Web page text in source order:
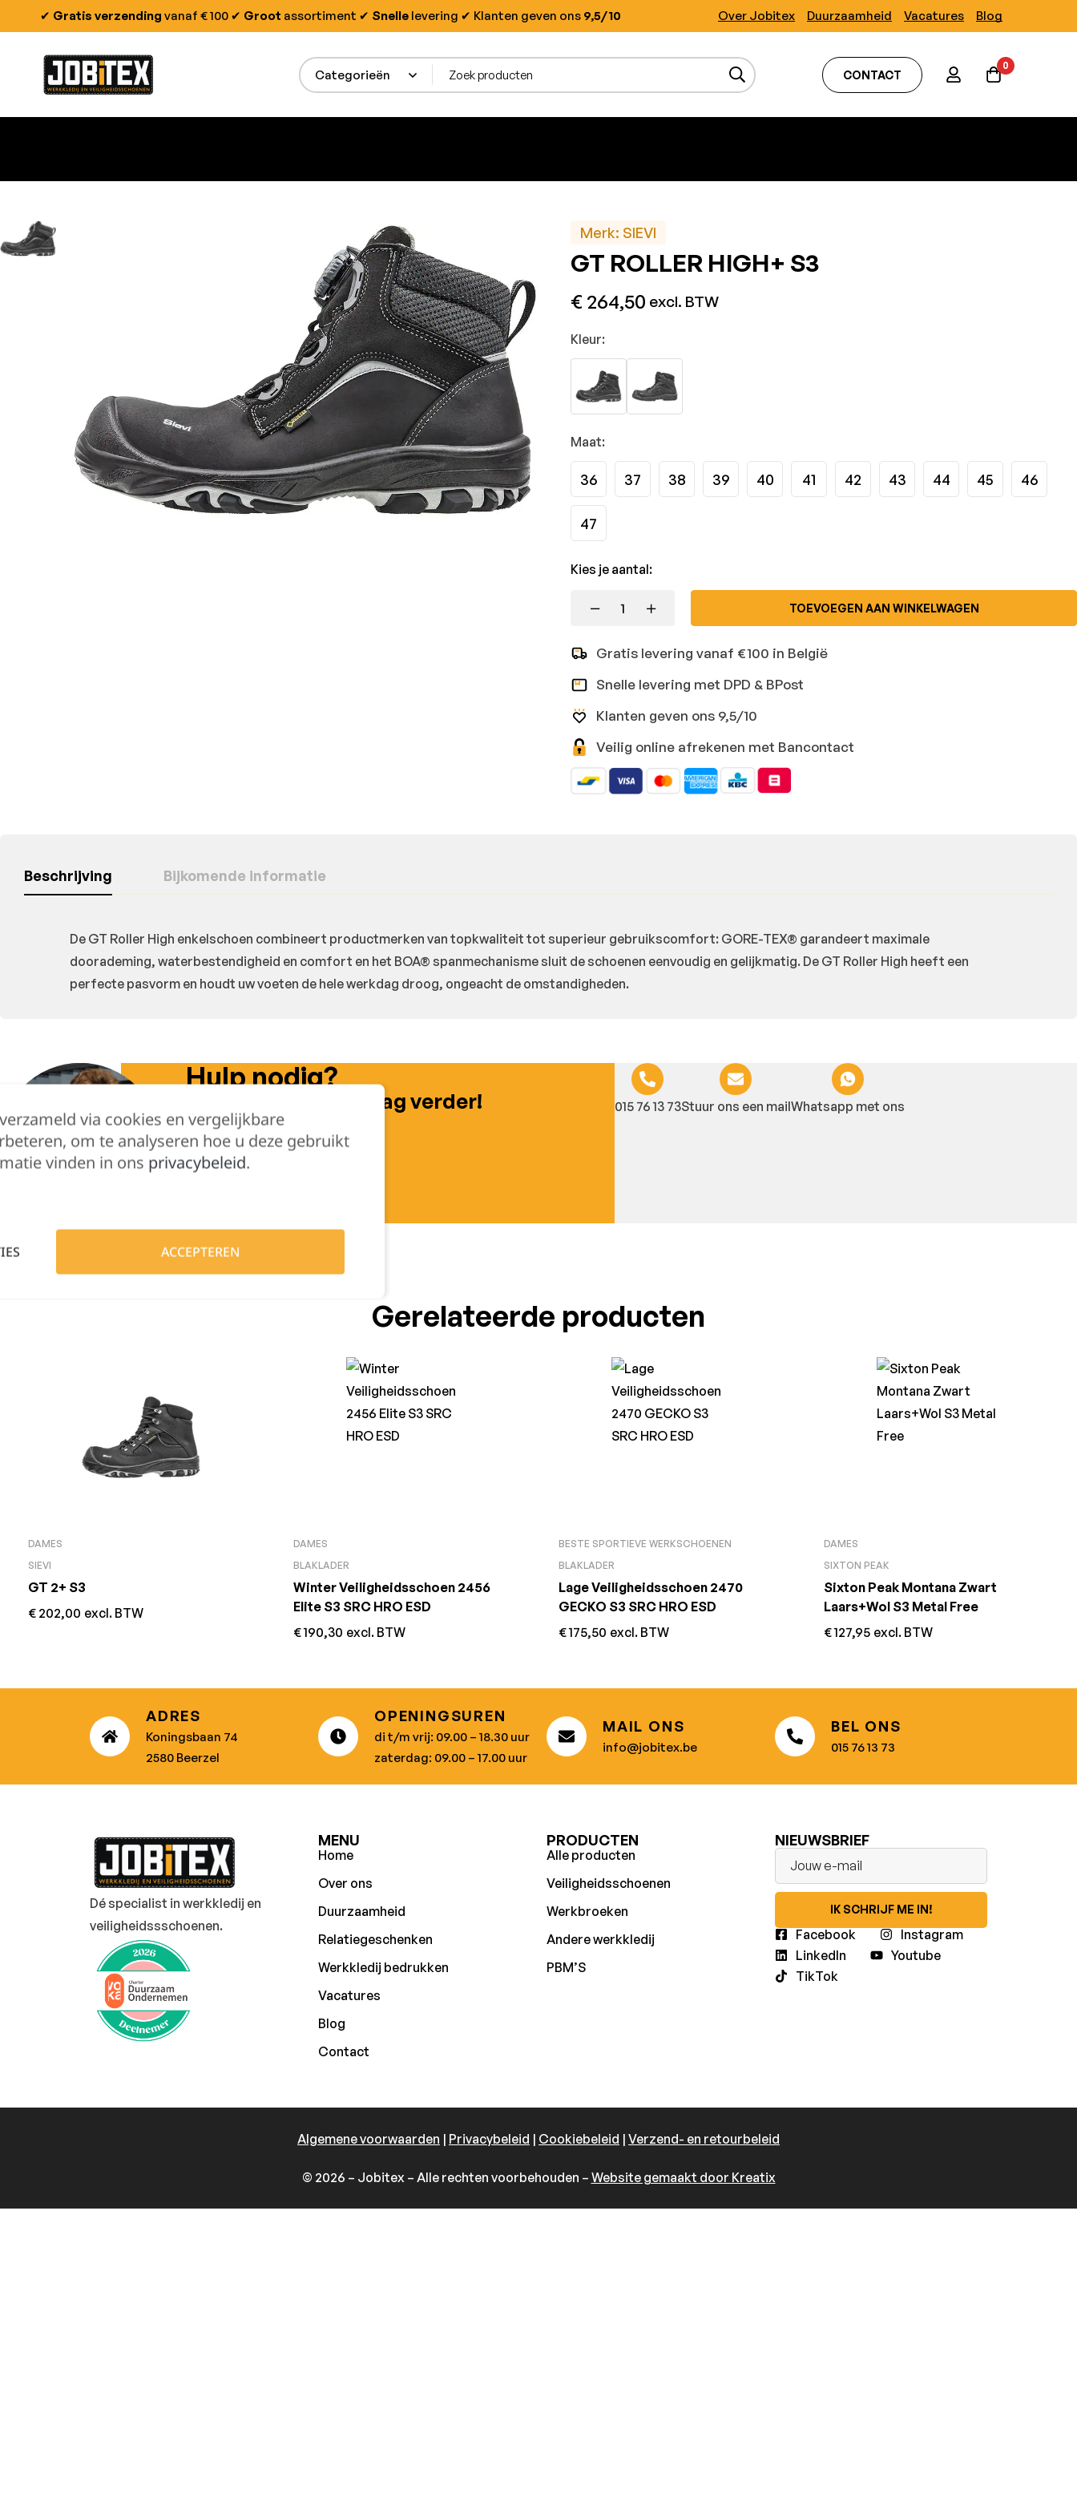
✔ Gratis verzending vanaf € 100 ✔ Groot assortiment ✔ Snelle levering ✔ Klanten geven ons 9,5/10 Over Jobitex Duurzaamheid Vacatures Blog
CONTACT
0
Merk: SIEVI
GT ROLLER HIGH+ S3
€ 264,50 excl. BTW
Kleur:
Maat:
36 37 38 39 40 41 42 43 44 45 46
47
Kies je aantal:
TOEVOEGEN AAN WINKELWAGEN
Gratis levering vanaf €100 in België
Snelle levering met DPD & BPost
Klanten geven ons 9,5/10
Veilig online afrekenen met Bancontact
Beschrijving Bijkomende informatie
De GT Roller High enkelschoen combineert productmerken van topkwaliteit tot superieur gebruikscomfort: GORE-TEX® garandeert maximale
doorademing, waterbestendigheid en comfort en het BOA® spanmechanisme sluit de schoenen eenvoudig en gelijkmatig. De GT Roller High heeft een
perfecte pasvorm en houdt uw voeten de hele werkdag droog, ongeacht de omstandigheden.
Hulp nodig?
Lennert helpt je graag verder! 015 76 13 73Stuur ons een mailWhatsapp met ons
Gerelateerde producten
DAMES
SIEVI
GT 2+ S3
€ 202,00 excl. BTW
DAMES
BLAKLADER
Winter Veiligheidsschoen 2456
Elite S3 SRC HRO ESD
€190,30 excl. BTW
BESTE SPORTIEVE WERKSCHOENEN
BLAKLADER
Lage Veiligheidsschoen 2470
GECKO S3 SRC HRO ESD
€175,50 excl. BTW
DAMES
SIXTON PEAK
Sixton Peak Montana Zwart
Laars+Wol S3 Metal Free
€127,95 excl. BTW
ADRES
Koningsbaan 74
2580 Beerzel
OPENINGSUREN
di t/m vrij: 09.00 – 18.30 uur
zaterdag: 09.00 – 17.00 uur
MAIL ONS
info@jobitex.be
BEL ONS
015 76 13 73
Dé specialist in werkkledij en
veiligheidssschoenen.
MENU
Home
Over ons
Duurzaamheid
Relatiegeschenken
Werkkledij bedrukken
Vacatures
Blog
Contact
PRODUCTEN
Alle producten
Veiligheidsschoenen
Werkbroeken
Andere werkkledij
PBM’S
NIEUWSBRIEF
IK SCHRIJF ME IN!
Facebook
Instagram
LinkedIn
Youtube
TikTok
© 2026 – Jobitex – Alle rechten voorbehouden – Website gemaakt door Kreatix
Algemene voorwaarden | Privacybeleid | Cookiebeleid | Verzend- en retourbeleid
via cookies en vergelijkbare
om te analyseren hoe u deze gebruikt
vinden in ons privacybeleid.
ACCEPTEREN